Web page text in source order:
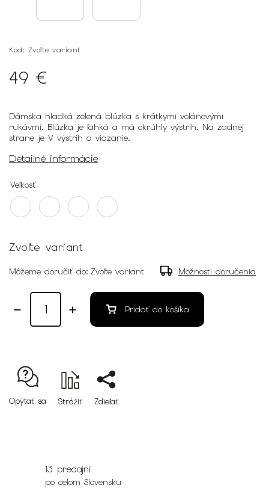
Kód: Zvoľte variant
49 €
Dámska hladká zelená blúzka s krátkymi volánovými
rukávmi. Blúzka je ľahká a má okrúhly výstrih. Na zadnej
strane je V výstrih a viazanie.
Detailné informácie
Veľkosť
Zvoľte variant
Môžeme doručiť do: Zvoľte variant Možnosti doručenia
Pridať do košíka
Opýtať sa Strážiť Zdieľať
13 predajní
po celom Slovensku